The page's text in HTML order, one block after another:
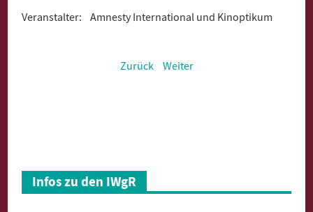
Veranstalter: Amnesty International und Kinoptikum
Zurück Weiter
Infos zu den IWgR